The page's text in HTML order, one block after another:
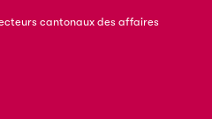
cantonaux des affaires